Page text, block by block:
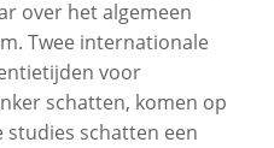
over het algemeen
Twee internationale
voor
schatten, komen op
studies schatten een